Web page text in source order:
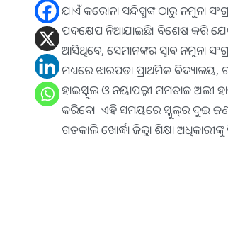
ଯାଏଁ କରୋନା ସନ୍ଦିଗ୍ଧଙ୍କ ଠାରୁ ନମୁନା
ପଦକ୍ଷେପ ନିଆଯାଇଛି। ବିଶେଷ କରି ଯେଉଁ
ଆସିଥିବେ, ସେମାନଙ୍କର ସ୍ୱାବ ନମୁନା
ମଧ୍ୟରେ ଝାରପଡା ପ୍ରାଥମିକ
ହାଇସ୍କୁଲ ଓ ନୟାପଲ୍ଲୀ ମମତାଜ ଅଲୀ
କରିବେ। ଏହି ସମୟରେ ସ୍କୁଲ୍‌ର ଦୁଇ ଜଣ
ଗତକାଲି ଖୋର୍ଦ୍ଧା ଜିଲ୍ଲା ଶିକ୍ଷା